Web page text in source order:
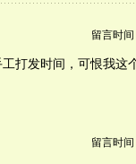
留言时间
打发时间，可恨我这
留言时间